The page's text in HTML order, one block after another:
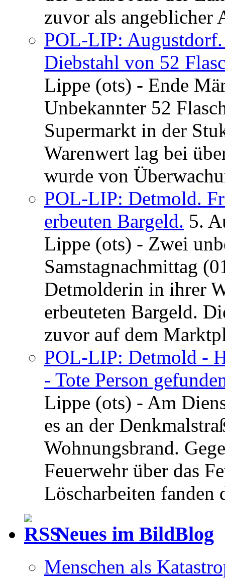
zuvor als angeblicher
POL-LIP:
Diebstahl von 52
Lippe (ots) - Ende
Unbekannter 52
Supermarkt in der
Warenwert lag bei
wurde von
POL-LIP: Detmold.
erbeuten Bargeld. 5.
Lippe (ots) - Zwei
Samstagnachmittag
Detmolderin in ihrer
erbeuteten Bargeld.
zuvor auf dem
POL-LIP: Detmold -
- Tote Person
Lippe (ots) - Am
es an der
Wohnungsbrand.
Feuerwehr über das
Löscharbeiten fanden
Neues im BildBlog
Menschen als